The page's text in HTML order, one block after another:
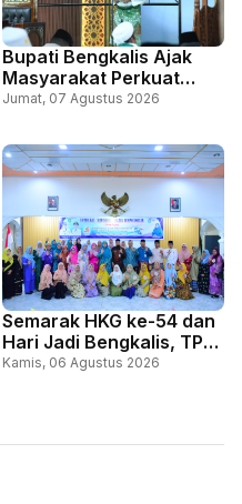
Bupati Bengkalis Ajak
Masyarakat Perkuat
Persatuan Lewat Doa
Jadi ke-69 Riau dan HUT
ke-81 RI
Jumat, 07 Agustus 2026
Semarak HKG ke-54 dan
Hari Jadi Bengkalis, TP
PKK Bengkalis Gelar
Kamis, 06 Agustus 2026